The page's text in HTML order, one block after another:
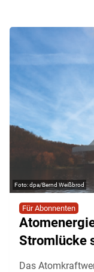
dpa/Bernd Weißbrod
Für Abonnenten
Stromlücke
Das